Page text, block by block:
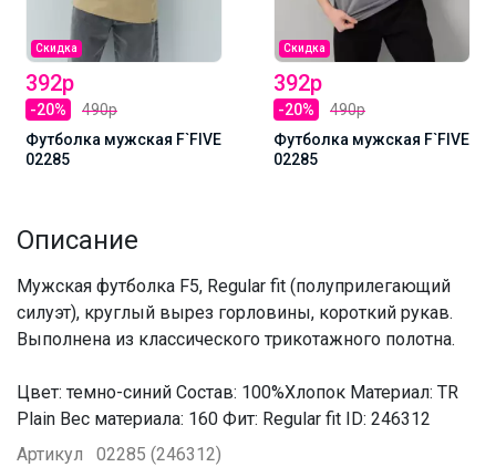
Скидка
392р
-20%
490р
Футболка мужская F`FIVE
02285
Скидка
392р
-20%
490р
Футболка мужская F`FIVE
02285
Описание
Мужская футболка F5, Regular fit (полуприлегающий
силуэт), круглый вырез горловины, короткий рукав.
Выполнена из классического трикотажного полотна.
Цвет: темно-синий Состав: 100%Хлопок Материал: TR
Plain Вес материала: 160 Фит: Regular fit ID: 246312
Артикул
02285 (246312)